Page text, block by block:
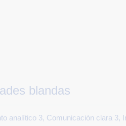
blandas
analítico 3, Comunicación clara 3,